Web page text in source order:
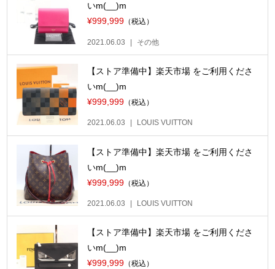
いm(__)m
¥999,999 （税込）
2021.06.03 その他
【ストア準備中】楽天市場 をご利用くださ
いm(__)m
¥999,999 （税込）
2021.06.03 LOUIS VUITTON
【ストア準備中】楽天市場 をご利用くださ
いm(__)m
¥999,999 （税込）
2021.06.03 LOUIS VUITTON
【ストア準備中】楽天市場 をご利用くださ
いm(__)m
¥999,999 （税込）